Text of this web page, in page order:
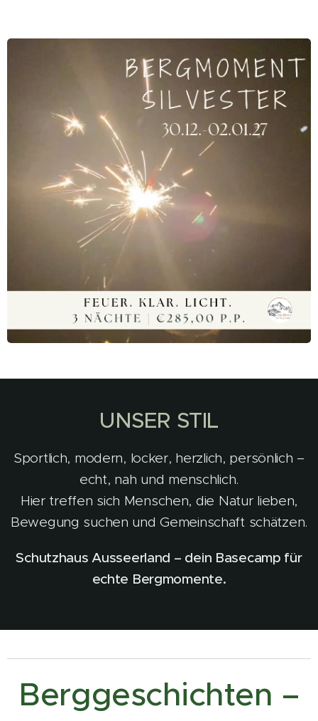
UNSER STIL
Sportlich, modern, locker, herzlich, persönlich –
echt, nah und menschlich.
Hier treffen sich Menschen, die Natur lieben,
Bewegung suchen und Gemeinschaft schätzen.
Schutzhaus Ausseerland – dein Basecamp für
echte Bergmomente.
Berggeschichten –